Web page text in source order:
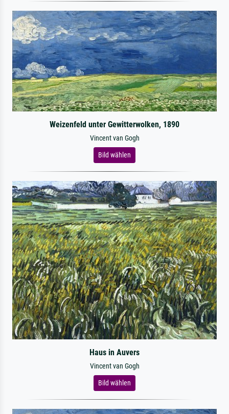
Weizenfeld unter Gewitterwolken, 1890
Vincent van Gogh
Bild wählen
Haus in Auvers
Vincent van Gogh
Bild wählen